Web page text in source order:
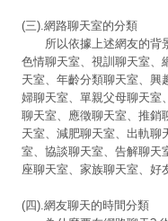
(三).網路聊天室的分類
所以依據上述網友的背景
色情聊天室、視訓聊天室、
天室、年齡分類聊天室、興
婦聊天室、單親父母聊天室
聊天室、應徵聊天室、推銷
天室、減肥聊天室、出軌聊
室、協談聊天室、告解聊天
座聊天室、家族聊天室、
(四).網友聊天的時間分類